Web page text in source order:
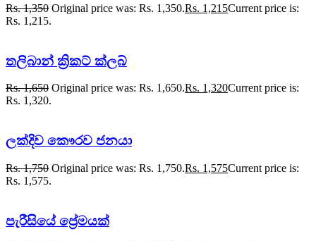
Rs.1,350 Original price was: Rs. 1,350.Rs. 1,215Current price is:
Rs. 1,215.
තලිබාන් ක්‍රිකට් ක්ලබ්
Rs.1,650 Original price was: Rs. 1,650.Rs. 1,320Current price is:
Rs. 1,320.
ලක්දිව කෞරව ජනයා
Rs.1,750 Original price was: Rs. 1,750.Rs. 1,575Current price is:
Rs. 1,575.
පැරීසියේ ප්‍රේමයක්